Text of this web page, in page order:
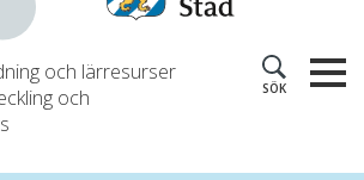
och lärresurser
och
SÖK